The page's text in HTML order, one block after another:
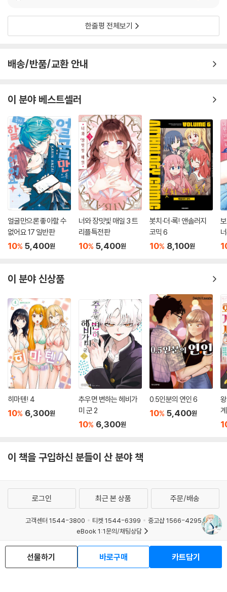
한줄평 전체보기
배송/반품/교환 안내
이 분야 베스트셀러
얼굴만으론 좋아할 수
없어요 17 일반판
10% 5,400원
너와 장밋빛 매일 3 트
리플특전판
10% 5,400원
봇치·더·록! 앤솔러지
코믹 6
10% 8,100원
이 분야 신상품
히마텐! 4
10% 6,300원
추우면 변하는 헤비가
미 군 2
10% 6,300원
0.5인분의 연인 6
10% 5,400원
이 책을 구입하신 분들이 산 분야 책
선물하기 바로구매 카트담기
로그인 최근 본 상품 주문/배송
고객센터 1544-3800 티켓 1544-6399
중고샵 1566-4295
eBook 1:1문의/채팅상담
예스이십사(주) 사업자 정보
이용약관
개인정보처리방침
청소년보호정책